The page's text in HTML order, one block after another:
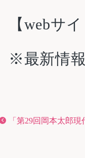
【webサイ
※最新情
「第29回岡本太郎